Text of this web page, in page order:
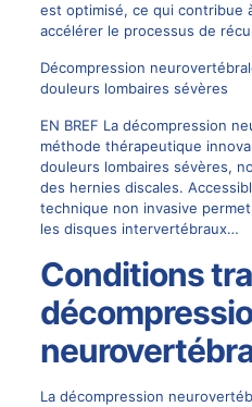
est optimisé, ce qui contribue
accélérer le processus de
Décompression
douleurs lombaires sévères
EN BREF La décompression
méthode thérapeutique
douleurs lombaires sévères,
des hernies discales.
technique non invasive
les disques intervertébraux…
Conditions
La décompression